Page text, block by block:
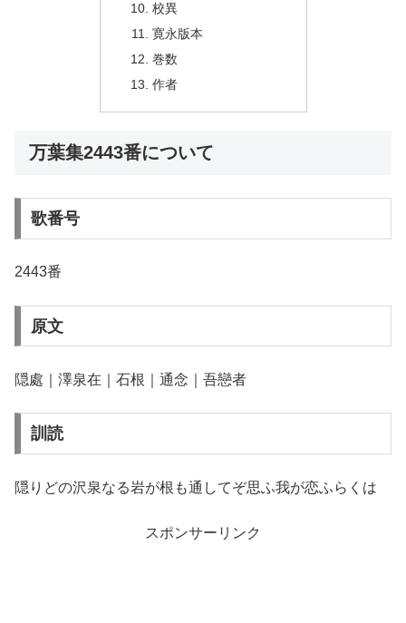
校異
寛永版本
巻数
作者
万葉集2443番について
歌番号
2443番
原文
隠處｜澤泉在｜石根｜通念｜吾戀者
訓読
隠りどの沢泉なる岩が根も通してぞ思ふ我が恋ふらくは
スポンサーリンク